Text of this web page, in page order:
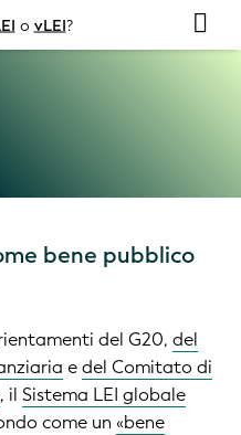
o vLEI?
bene pubblico
del G20, del
edel Comitato di
, il Sistema LEI globale
come un «bene